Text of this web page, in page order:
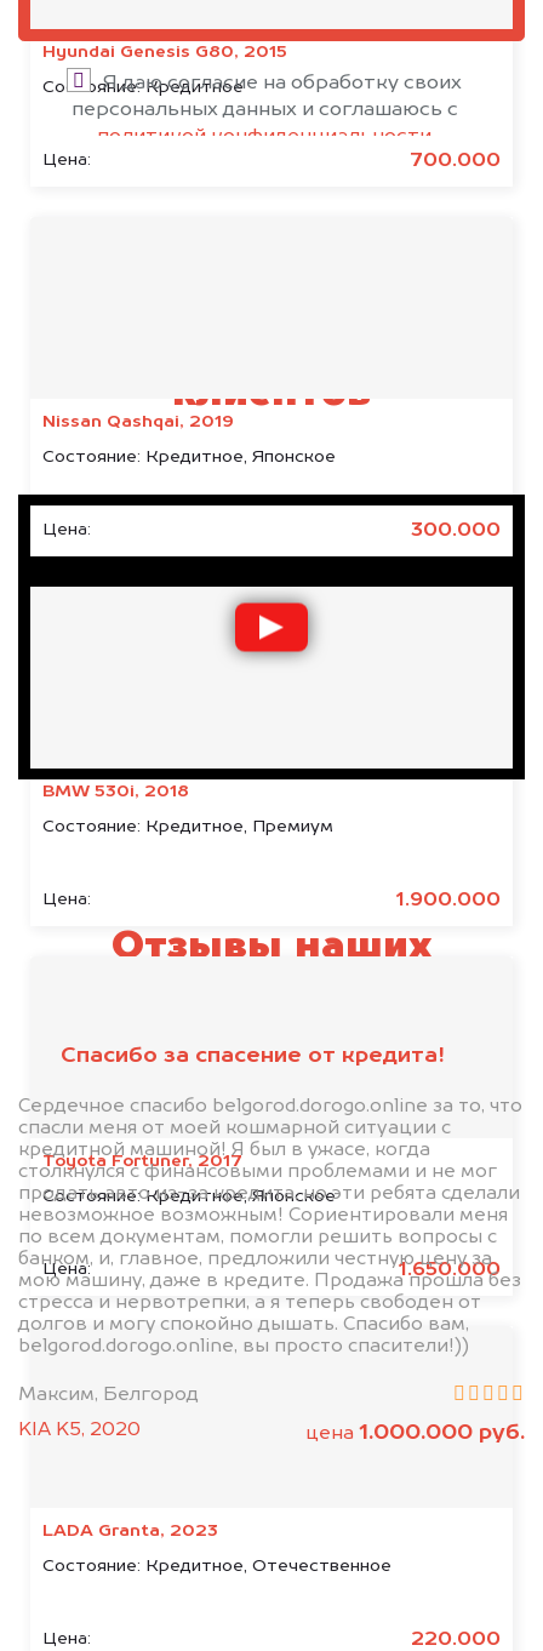
Hyundai Genesis G80, 2015
Состояние:Кредитное
Цена: 700.000
Nissan Qashqai, 2019
Состояние: Кредитное, Японское
Цена: 300.000
BMW 530i, 2018
Состояние: Кредитное, Премиум
Цена: 1.900.000
Toyota Fortuner, 2017
Состояние:Кредитное, Японское
Цена: 1.650.000
LADA Granta, 2023
Состояние: Кредитное, Отечественное
Цена: 220.000
Я даю согласие на обработку своих
персональных данных и соглашаюсь с
политикой конфиденциальности
клиентов
Отзывы наших
Спасибо за спасение от кредита!
Сердечное спасибо belgorod.dorogo.online за то, что
спасли меня от моей кошмарной ситуации с
кредитной машиной! Я был в ужасе, когда
столкнулся с финансовыми проблемами и не мог
продать авто из-за кредита, но эти ребята сделали
невозможное возможным! Сориентировали меня
по всем документам, помогли решить вопросы с
банком, и, главное, предложили честную цену за
мою машину, даже в кредите. Продажа прошла без
стресса и нервотрепки, а я теперь свободен от
долгов и могу спокойно дышать. Спасибо вам,
belgorod.dorogo.online, вы просто спасители!))
Максим, Белгород
KIA K5, 2020
цена 1.000.000 руб.